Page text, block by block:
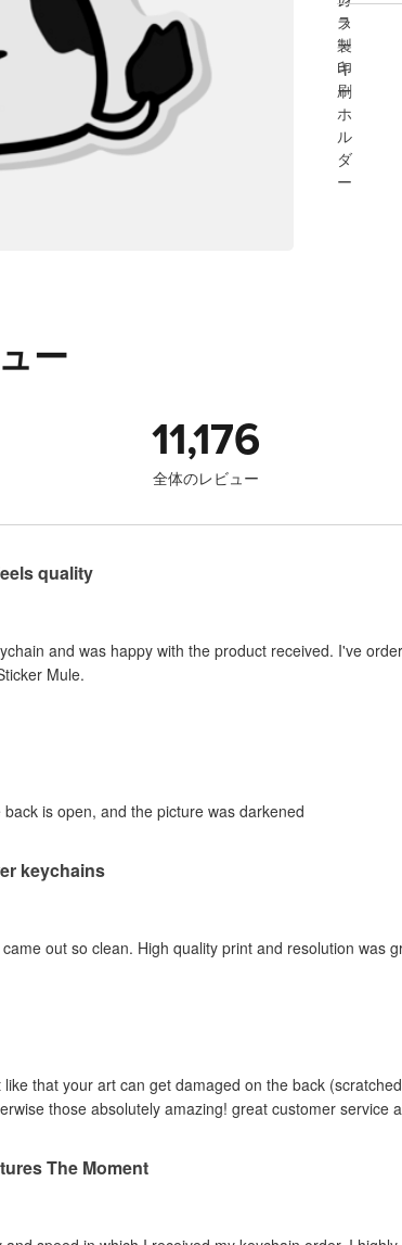
ー
11,176
全体のレビュー
quality
and was happy with the product received. I've
Mule.
is open, and the picture was darkened
keychains
out so clean. High quality print and resolution was
that your art can get damaged on the back
those absolutely amazing! great customer service
The Moment